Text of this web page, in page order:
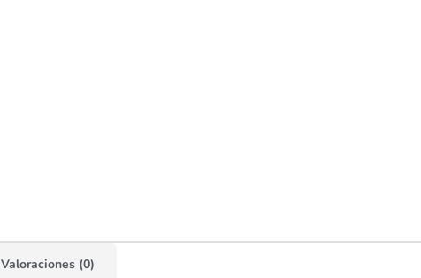
Valoraciones (0)